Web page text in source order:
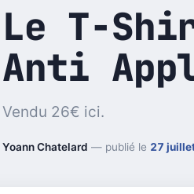
Le T-
Anti
Vendu 26€ ici.
Yoann Chatelard — publié le 27